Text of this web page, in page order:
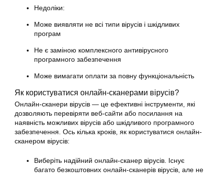
Недоліки:
Може виявляти не всі типи вірусів і шкідливих
програм
Не є заміною комплексного антивірусного
програмного забезпечення
Може вимагати оплати за повну функціональність
Як користуватися онлайн-сканерами вірусів?
Онлайн-сканери вірусів — це ефективні інструменти, які
дозволяють перевіряти веб-сайти або посилання на
наявність можливих вірусів або шкідливого програмного
забезпечення. Ось кілька кроків, як користуватися онлайн-
сканером вірусів:
Виберіть надійний онлайн-сканер вірусів. Існує
багато безкоштовних онлайн-сканерів вірусів, але не